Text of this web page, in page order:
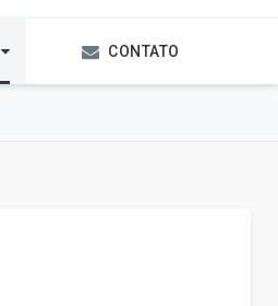
CONTATO